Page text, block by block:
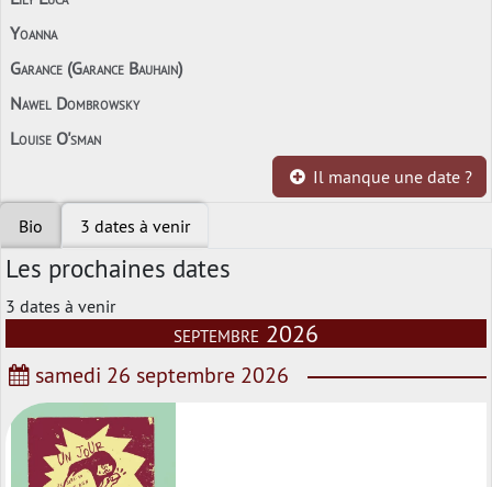
Yoanna
Garance (Garance Bauhain)
Nawel Dombrowsky
Louise O'sman
Il manque une date ?
Bio 3 dates à venir
Les prochaines dates
3 dates à venir
septembre 2026
samedi 26 septembre 2026